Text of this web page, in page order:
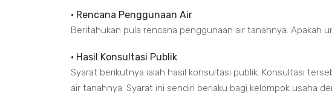
• Rencana Penggunaan Air
Beritahukan pula rencana penggunaan air tanahnya. Apakah
• Hasil Konsultasi Publik
Syarat berikutnya ialah hasil konsultasi publik. Konsultasi
air tanahnya. Syarat ini sendiri berlaku bagi kelompok usaha